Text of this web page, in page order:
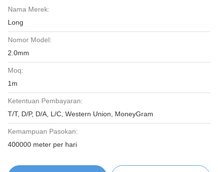
Nama Merek:
Long
Nomor Model:
2.0mm
Moq:
1m
Ketentuan Pembayaran:
T/T, D/P, D/A, L/C, Western Union, MoneyGram
Kemampuan Pasokan:
400000 meter per hari